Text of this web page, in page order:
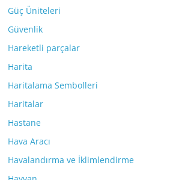
Güç Üniteleri
Güvenlik
Hareketli parçalar
Harita
Haritalama Sembolleri
Haritalar
Hastane
Hava Aracı
Havalandırma ve İklimlendirme